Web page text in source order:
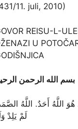
11. juli, 2010)
REISU-L-
U
بسم الله الرحمن
اللَّهُ أَحَدٌ. اللَّهُ
لَمْ يَلِدْ